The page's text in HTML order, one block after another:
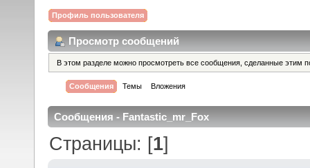
Профиль пользователя
Просмотр сообщений
В этом разделе можно просмотреть все сообщения, сделанные этим
Сообщения Темы Вложения
Сообщения - Fantastic_mr_Fox
Страницы: [1]